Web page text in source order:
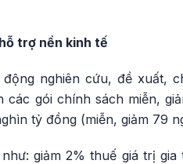
trợ nền kinh tế
nghiên cứu, đề xuất,
gói chính sách miễn,
tỷ đồng (miễn, giảm 79
giảm 2% thuế giá trị